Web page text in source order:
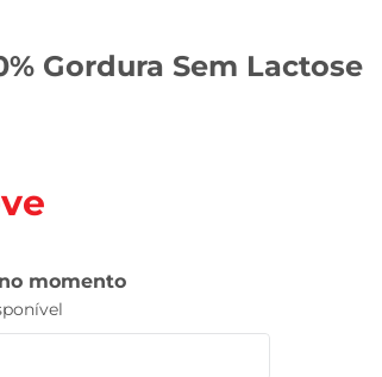
Gordura Sem Lactose